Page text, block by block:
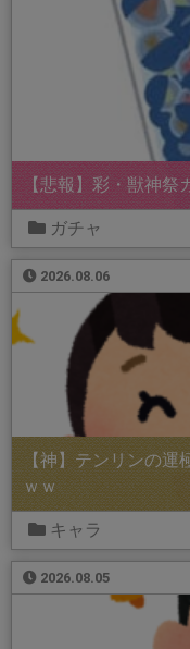
【悲報】彩・獣神祭
ガチャ
2026.08.06
【神】テンリンの運
ｗｗ
キャラ
2026.08.05